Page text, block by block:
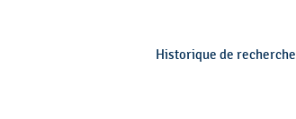
Historique de recherche